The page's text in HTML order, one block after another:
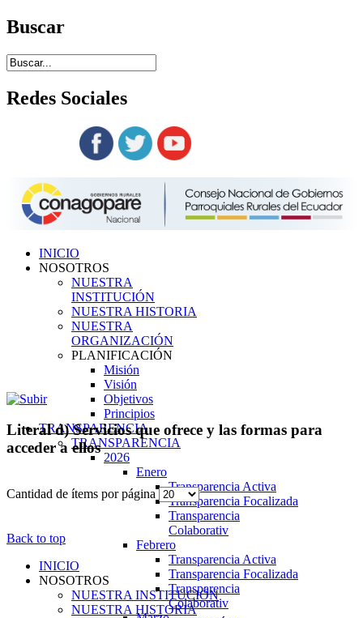
Buscar
Redes Sociales
INICIO
NOSOTROS
NUESTRA
INSTITUCIÓN
NUESTRA HISTORIA
NUESTRA
ORGANIZACIÓN
PLANIFICACIÓN
Misión
Visión
Objetivos
Principios
TRANSPARENCIA
TRANSPARENCIA
2026
Enero
Transparencia Activa
Transparencia Focalizada
Transparencia
Colaborativ
Febrero
Transparencia Activa
Transparencia Focalizada
Transparencia
Colaborativ
Literal d) Servicios que ofrece y las formas para
acceder a ellos
Cantidad de ítems por página
Back to top
INICIO
NOSOTROS
NUESTRA INSTITUCIÓN
NUESTRA HISTORIA